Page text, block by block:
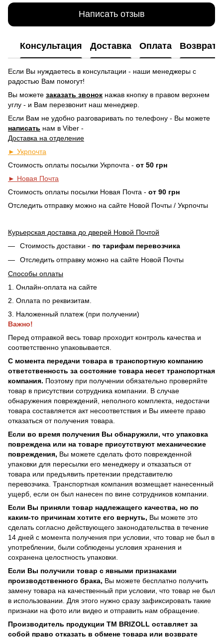
Написать отзыв
Консультация Доставка Оплата Возврат
Если Вы нуждаетесь в консультации - наши менеджеры с
радостью Вам помогут!
Вы можете заказать звонок нажав кнопку в правом верхнем
углу - и Вам перезвонит наш менеджер.
Если Вам не удобно разговаривать по телефону - Вы можете
написать нам в Viber -
Доставка на отделение
► Укрпочта
Стоимость оплаты посылки Укрпочта - от 50 грн
► Новая Почта
Стоимость оплаты посылки Новая Почта - от 90 грн
Отследить отправку можно на сайте Новой Почты / Укрпочты
Курьерская доставка до дверей Новой Почтой
Стоимость доставки - по тарифам перевозчика
Отследить отправку можно на сайте Новой Почты
Способы оплаты
1. Онлайн-оплата на сайте
2. Оплата по реквизитам.
3. Наложенный платеж (при получении)
Важно!
Перед отправкой весь товар проходит контроль качества и
соответственно упаковывается.
С момента передачи товара в транспортную компанию
ответственность за состояние товара несет транспортная
компания. Поэтому при получении обязательно проверяйте
товар в присутствии сотрудника компании. В случае
обнаружения повреждений, неполного комплекта, недостачи
товара составляется акт несоответствия и Вы имеете право
отказаться от получения товара.
Если во время получения Вы обнаружили, что упаковка
повреждена или на товаре присутствуют механические
повреждения, Вы можете сделать фото поврежденной
упаковки для пересылки его менеджеру и отказаться от
товара или предъявить претензии представителю
перевозчика. Транспортная компания возмещает нанесенный
ущерб, если он был нанесен по вине сотрудников компании.
Если Вы приняли товар надлежащего качества, но по
каким-то причинам хотите его вернуть, Вы можете это
сделать согласно действующего законодательства в течение
14 дней с момента получения при условии, что товар не был в
употреблении, были соблюдены условия хранения и
сохранена целостность упаковки.
Если Вы получили товар с явными признаками
производственного брака, Вы можете бесплатно получить
замену товара на качественный при условии, что товар не был
в использовании. Для этого нужно сразу зафиксировать такие
признаки на фото или видео и отправить нам обращение.
Производитель продукции ТМ BRIZOLL оставляет за
собой право отказать в обмене товара или возврате